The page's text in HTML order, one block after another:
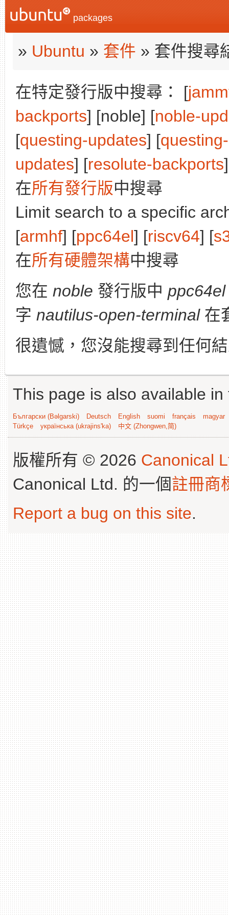
packages
» Ubuntu » 套件 » 套件搜尋
在特定發行版中搜尋： [
backports] [noble] [noble-
[questing-updates] [
updates] [resolute-backports
在所有發行版中搜尋
Limit search to a specific
[armhf] [ppc64el] [riscv64] [
在所有硬體架構中搜尋
您在 noble 發行版中 ppc64el
字 nautilus-open-terminal在
很遺憾，您沒能搜尋到任何
This page is also available
Български (Bəlgarski) Deutsch English suomi français
magyar
Türkçe
українська (ukrajins'ka) 中文 (Zhongwen,简)
版權所有 © 2026 Canonical
Canonical Ltd. 的一個註冊商
Report a bug on this site.